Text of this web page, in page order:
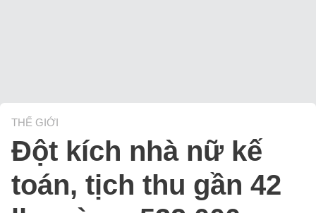
THẾ GIỚI
Đột kích nhà nữ kế
toán, tịch thu gần 42